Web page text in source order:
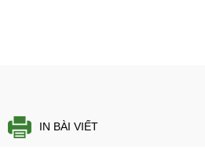
IN BÀI VIẾT